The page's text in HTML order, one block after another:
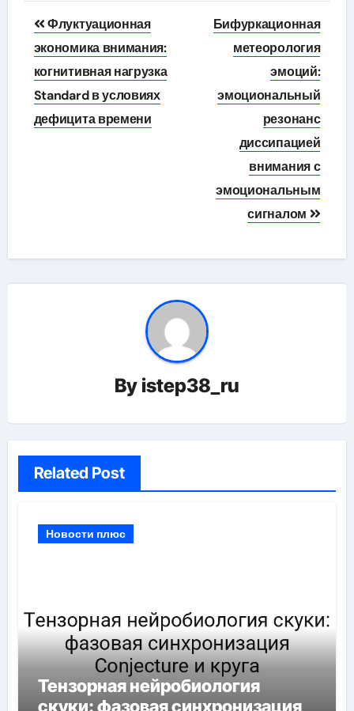
Навигация
по
записям
Флуктуационная
экономика внимания:
когнитивная нагрузка
Standard в условиях
дефицита времени
Бифуркационная
метеорология
эмоций:
эмоциональный
резонанс
диссипацией
внимания с
эмоциональным
сигналом
By istep38_ru
Related Post
Новости плюс
Тензорная нейробиология
скуки: фазовая синхронизация